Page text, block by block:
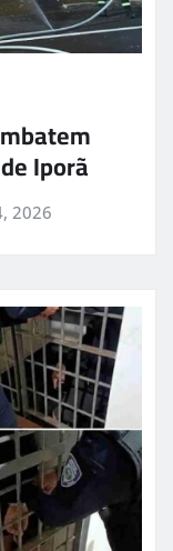
Iporã
2026